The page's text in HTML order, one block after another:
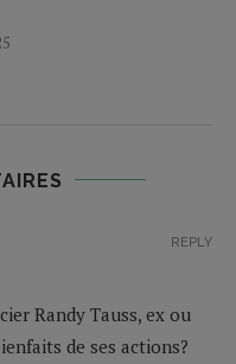
Randy Tauss, ex ou
de ses actions?
REPLY